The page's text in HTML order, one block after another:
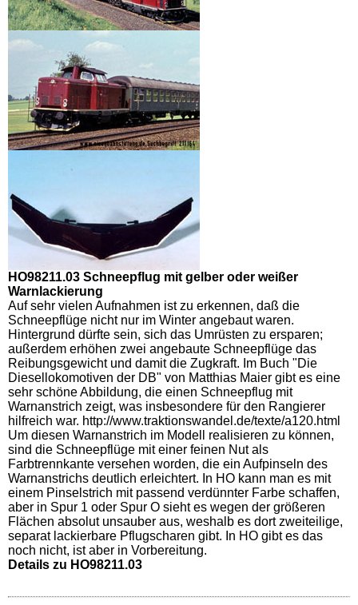
HO98211.03 Schneepflug mit gelber oder weißer
Warnlackierung
Auf sehr vielen Aufnahmen ist zu erkennen, daß die
Schneepflüge nicht nur im Winter angebaut waren.
Hintergrund dürfte sein, sich das Umrüsten zu ersparen;
außerdem erhöhen zwei angebaute Schneepflüge das
Reibungsgewicht und damit die Zugkraft. Im Buch "Die
Diesellokomotiven der DB" von Matthias Maier gibt es eine
sehr schöne Abbildung, die einen Schneepflug mit
Warnanstrich zeigt, was insbesondere für den Rangierer
hilfreich war. http://www.traktionswandel.de/texte/a120.html
Um diesen Warnanstrich im Modell realisieren zu können,
sind die Schneepflüge mit einer feinen Nut als
Farbtrennkante versehen worden, die ein Aufpinseln des
Warnanstrichs deutlich erleichtert. In HO kann man es mit
einem Pinselstrich mit passend verdünnter Farbe schaffen,
aber in Spur 1 oder Spur O sieht es wegen der größeren
Flächen absolut unsauber aus, weshalb es dort zweiteilige,
separat lackierbare Pflugscharen gibt. In HO gibt es das
noch nicht, ist aber in Vorbereitung.
Details zu HO98211.03